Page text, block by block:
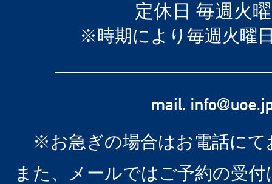
定休日 毎週火
※時期により毎週火曜
※お急ぎの場合はお電話にて
また、メールではご予約の受